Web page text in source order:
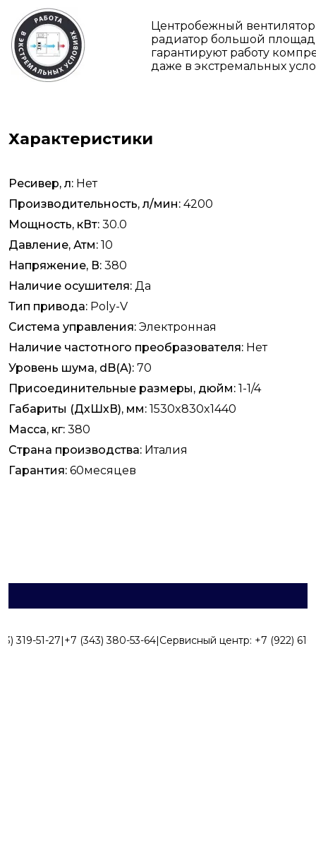
Центробежный
радиатор большой
гарантируют работу
даже в экстремальных
Характеристики
Ресивер, л: Нет
Производительность, л/мин: 4200
Мощность, кВт: 30.0
Давление, Атм: 10
Напряжение, В: 380
Наличие осушителя: Да
Тип привода: Poly-V
Система управления: Электронная
Наличие частотного преобразователя: Нет
Уровень шума, dB(A): 70
Присоединительные размеры, дюйм: 1-1/4
Габариты (ДхШхВ), мм: 1530x830x1440
Масса, кг: 380
Страна производства: Италия
Гарантия: 60месяцев
319-51-27|+7 (343) 380-53-64|Сервисный центр: +7 (922)